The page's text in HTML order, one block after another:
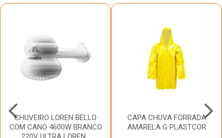
CHUVEIRO LOREN BELLO
COM CANO 4600W BRANCO
CAPA CHUVA FORRADA
AMARELA G PLASTCOR